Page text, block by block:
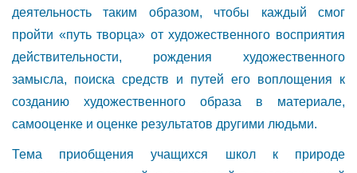
деятельность таким образом, чтобы каждый смог
пройти «путь творца» от художественного восприятия
действительности, рождения художественного
замысла, поиска средств и путей его воплощения к
созданию художественного образа в материале,
самооценке и оценке результатов другими людьми.
Тема приобщения учащихся школ к природе